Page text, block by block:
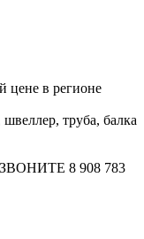
цене в регионе
труба, балка
8 908 783